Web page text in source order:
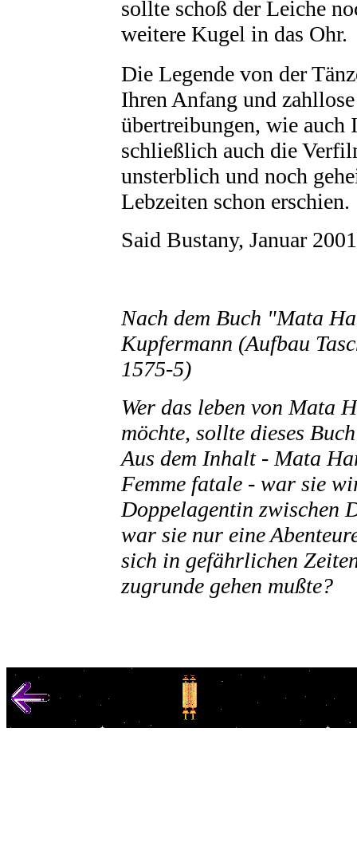
sollte schoß der Leiche
weitere Kugel in das Ohr.
Die Legende von der
Ihren Anfang und
übertreibungen, wie auch
schließlich auch die
unsterblich und noch
Lebzeiten schon erschien.
Said Bustany, Januar 2001
Nach dem Buch "Mata
Kupfermann (Aufbau
1575-5)
Wer das leben von Mata
möchte, sollte dieses
Aus dem Inhalt - Mata
Femme fatale - war sie
Doppelagentin zwischen
war sie nur eine
sich in gefährlichen
zugrunde gehen mußte?